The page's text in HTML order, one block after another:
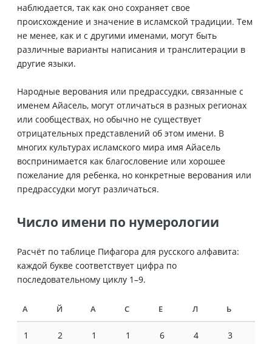
наблюдается, так как оно сохраняет свое
происхождение и значение в исламской традиции. Тем
не менее, как и с другими именами, могут быть
различные варианты написания и транслитерации в
другие языки.
Народные верования или предрассудки, связанные с
именем Айасель, могут отличаться в разных регионах
или сообществах, но обычно не существует
отрицательных представлений об этом имени. В
многих культурах исламского мира имя Айасель
воспринимается как благословение или хорошее
пожелание для ребенка, но конкретные верования или
предрассудки могут различаться.
Число имени по нумерологии
Расчёт по таблице Пифагора для русского алфавита:
каждой букве соответствует цифра по
последовательному циклу 1–9.
А Й А С Е Л Ь
1 2 1 1 6 4 3